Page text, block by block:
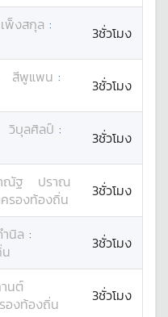
เพ็งสกุล :
3ชั่วโมง
สีพูแพน :
3ชั่วโมง
วิบุลศิลป์ :
3ชั่วโมง
ณัฐ
ปราณ
ครองท้องถิ่น 3ชั่วโมง
นิล :
3ชั่วโมง
นต์
องท้องถิ่น 3ชั่วโมง